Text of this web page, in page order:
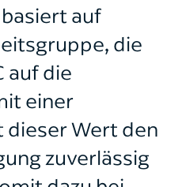
auf
die
auf die
einer
Wert den
zuverlässig